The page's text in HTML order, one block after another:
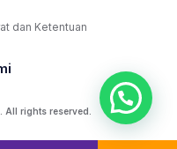
dan Ketentuan
rights reserved.